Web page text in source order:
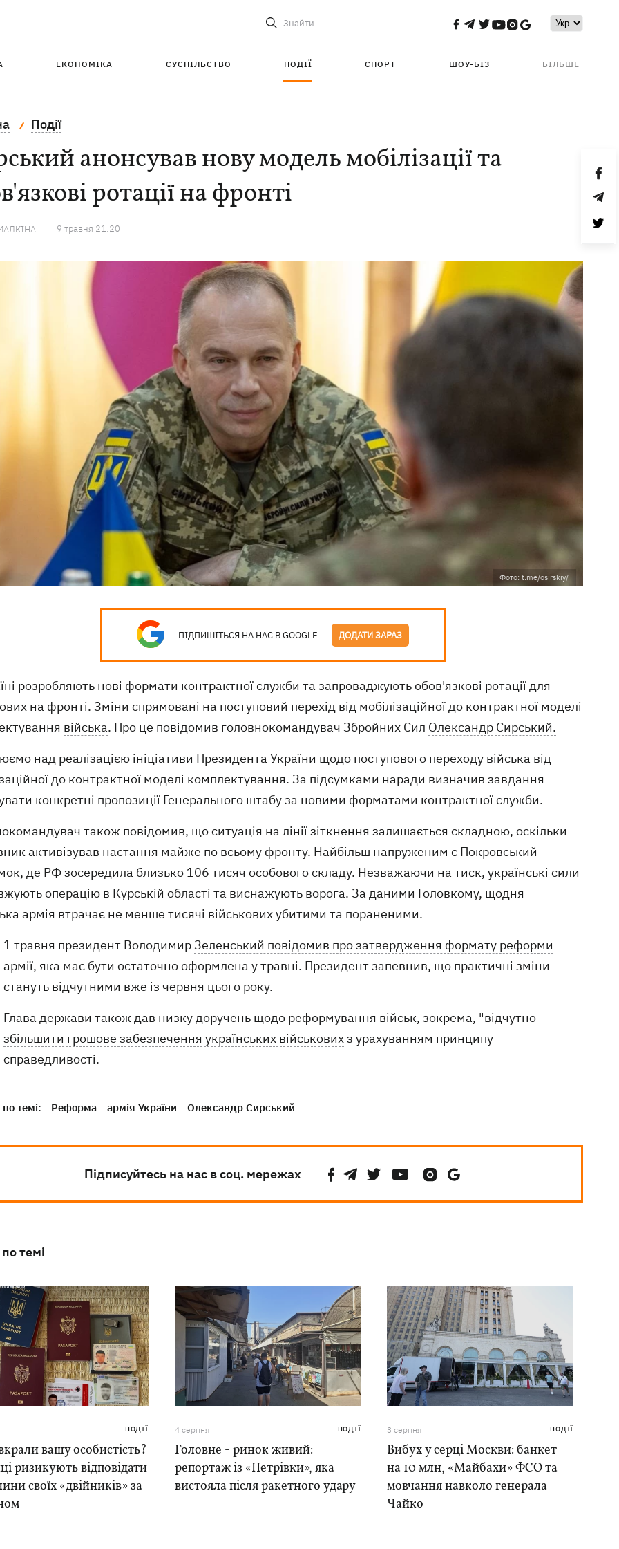
Знайти
ЕКОНОМІКА СУСПІЛЬСТВО ПОДІЇ СПОРТ ШОУ-БІЗ БІЛЬШЕ
Події
анонсував нову модель мобілізації та
ротації на фронті
9 травня 21:20
Фото: t.me/osirskiy/
ПІДПИШІТЬСЯ НА НАС В GOOGLE ДОДАТИ ЗАРАЗ
розробляють нові формати контрактної служби та запроваджують обов'язкові ротації для
на фронті. Зміни спрямовані на поступовий перехід від мобілізаційної до контрактної моделі
війська. Про це повідомив головнокомандувач Збройних Сил Олександр Сирський.
над реалізацією ініціативи Президента України щодо поступового переходу війська від
до контрактної моделі комплектування. За підсумками наради визначив завдання
конкретні пропозиції Генерального штабу за новими форматами контрактної служби.
також повідомив, що ситуація на лінії зіткнення залишається складною, оскільки
активізував настання майже по всьому фронту. Найбільш напруженим є Покровський
де РФ зосередила близько 106 тисяч особового складу. Незважаючи на тиск, українські сили
операцію в Курській області та виснажують ворога. За даними Головкому, щодня
армія втрачає не менше тисячі військових убитими та пораненими.
1 травня президент Володимир Зеленський повідомив про затвердження формату реформи
армії, яка має бути остаточно оформлена у травні. Президент запевнив, що практичні зміни
стануть відчутними вже із червня цього року.
Глава держави також дав низку доручень щодо реформування військ, зокрема, "відчутно
збільшити грошове забезпечення українських військовихз урахуванням принципу
справедливості.
темі: Реформа армія України Олександр Сирський
Підписуйтесь на нас в соц. мережах
темі
ПОДІЇ
вашу особистість?
ризикують відповідати
своїх «двійників» за
4 серпня ПОДІЇ
Головне - ринок живий:
репортаж із «Петрівки», яка
вистояла після ракетного удару
3 серпня ПОДІЇ
Вибух у серці Москви: банкет
на 10 млн, «Майбахи» ФСО та
мовчання навколо генерала
Чайко